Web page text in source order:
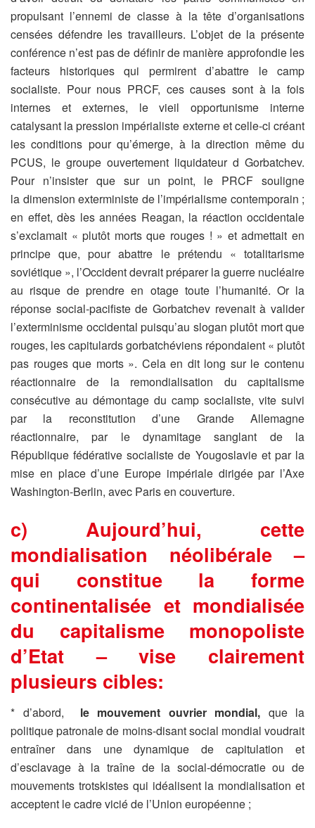
propulsant l’ennemi de classe à la tête d’organisations
censées défendre les travailleurs. L’objet de la présente
conférence n’est pas de définir de manière approfondie les
facteurs historiques qui permirent d’abattre le camp
socialiste. Pour nous PRCF, ces causes sont à la fois
internes et externes, le vieil opportunisme interne
catalysant la pression impérialiste externe et celle-ci créant
les conditions pour qu’émerge, à la direction même du
PCUS, le groupe ouvertement liquidateur d Gorbatchev.
Pour n’insister que sur un point, le PRCF souligne
la dimension exterministe de l’impérialisme contemporain ;
en effet, dès les années Reagan, la réaction occidentale
s’exclamait « plutôt morts que rouges ! » et admettait en
principe que, pour abattre le prétendu « totalitarisme
soviétique », l’Occident devrait préparer la guerre nucléaire
au risque de prendre en otage toute l’humanité. Or la
réponse social-pacifiste de Gorbatchev revenait à valider
l’exterminisme occidental puisqu’au slogan plutôt mort que
rouges, les capitulards gorbatchéviens répondaient « plutôt
pas rouges que morts ». Cela en dit long sur le contenu
réactionnaire de la remondialisation du capitalisme
consécutive au démontage du camp socialiste, vite suivi
par la reconstitution d’une Grande Allemagne
réactionnaire, par le dynamitage sanglant de la
République fédérative socialiste de Yougoslavie et par la
mise en place d’une Europe impériale dirigée par l’Axe
Washington-Berlin, avec Paris en couverture.
c) Aujourd’hui, cette
mondialisation néolibérale –
qui constitue la forme
continentalisée et mondialisée
du capitalisme monopoliste
d’Etat – vise clairement
plusieurs cibles:
* d’abord, le mouvement ouvrier mondial, que la
politique patronale de moins-disant social mondial voudrait
entraîner dans une dynamique de capitulation et
d’esclavage à la traîne de la social-démocratie ou de
mouvements trotskistes qui idéalisent la mondialisation et
acceptent le cadre vicié de l’Union européenne ;